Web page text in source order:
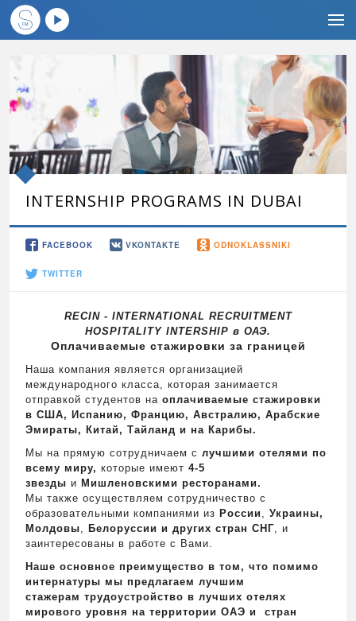
INTERNSHIP PROGRAMS IN DUBAI
FACEBOOK VKONTAKTE ODNOKLASSNIKI
TWITTER
RECIN - INTERNATIONAL RECRUITMENT
HOSPITALITY INTERSHIP в ОАЭ.
Oплачиваемые стажировки за границей
Наша компания является организацией
международного класса, которая занимается
отправкой студентов наоплачиваемые стажировки
в США, Испанию, Францию, Австралию, Арабские
Эмираты, Китай, Тайланд и на Карибы.
Мы на прямую сотрудничаем с лучшими отелями по
всему миру,которые имеют 4-5
звезды и Мишленовскими ресторанами.
Мы также осуществляем сотрудничество с
образовательными компаниями из России ,Украины,
Moлдoвы Белоруссии и других стран СНГ , и
заинтересованы в работе с Вами.
Наше основное преимущество в том, что помимо
интернатуры мы предлагаем лучшим
стажерам трудоустройство в лучших отелях
мирового уровня на территории ОАЭ и стран